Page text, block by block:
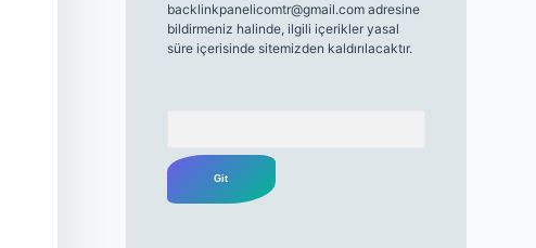
backlinkpanelicomtr@gmail.comadresine
bildirmeniz halinde, ilgili içerikler yasal
süre içerisinde sitemizden kaldırılacaktır.